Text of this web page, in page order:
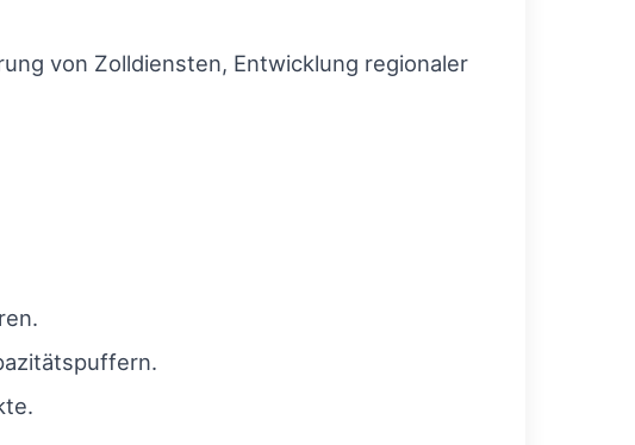
von Zolldiensten, Entwicklung regionaler